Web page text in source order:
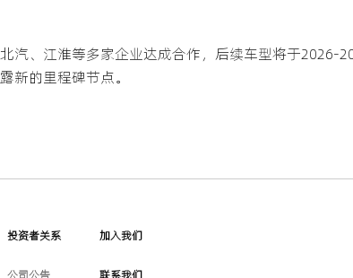
汽、江淮等多家企业达成合作，后续车型将于2026-
新的里程碑节点。
投资者关系
公司公告
加入我们
联系我们